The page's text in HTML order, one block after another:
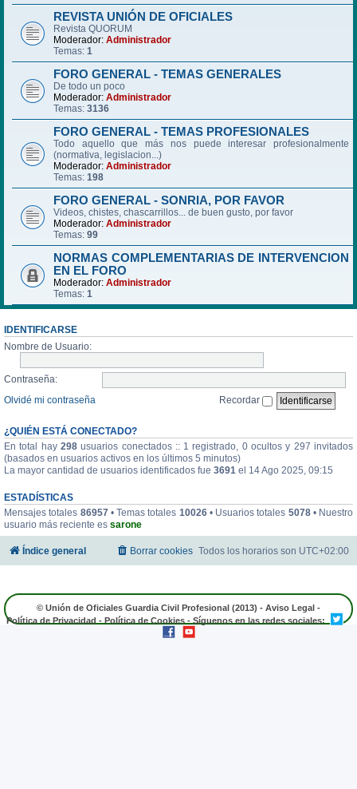
REVISTA UNIÓN DE OFICIALES
Revista QUORUM
Moderador: Administrador
Temas: 1
FORO GENERAL - TEMAS GENERALES
De todo un poco
Moderador: Administrador
Temas: 3136
FORO GENERAL - TEMAS PROFESIONALES
Todo aquello que más nos puede interesar profesionalmente
(normativa, legislacion...)
Moderador: Administrador
Temas: 198
FORO GENERAL - SONRIA, POR FAVOR
Videos, chistes, chascarrillos... de buen gusto, por favor
Moderador: Administrador
Temas: 99
NORMAS COMPLEMENTARIAS DE INTERVENCION
EN EL FORO
Moderador: Administrador
Temas: 1
IDENTIFICARSE
Nombre de Usuario:
Contraseña:
Olvidé mi contraseña
Recordar
¿QUIÉN ESTÁ CONECTADO?
En total hay 298usuarios conectados :: 1 registrado, 0 ocultos y 297 invitados
(basados en usuarios activos en los últimos 5 minutos)
La mayor cantidad de usuarios identificados fue 3691 el 14 Ago 2025, 09:15
ESTADÍSTICAS
Mensajes totales 86957• Temas totales 10026• Usuarios totales 5078• Nuestro
usuario más reciente es sarone
Índice general Todos los horarios son UTC+02:00
Borrar cookies
© Unión de Oficiales Guardia Civil Profesional (2013) - Aviso Legal -
Política de Privacidad - Política de Cookies - Síguenos en las redes sociales: